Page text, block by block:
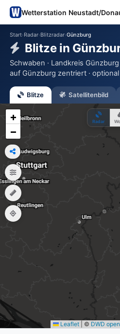
Wetterstation Neustadt/
Start›Radar›Blitzradar›Günzburg
Blitze in
Schwaben · Landkreis
auf Günzburg zentriert ·
Blitze Satellitenbild
Radar
+
−
Leaflet © DWD